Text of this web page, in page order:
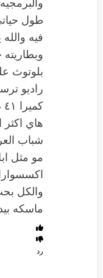
طول
فيه
وبطاريته
بلوتوث
راديو
كميرا ٤١ م ب
هاي
شباب
مو مثل
والكل
ماسكه
رد